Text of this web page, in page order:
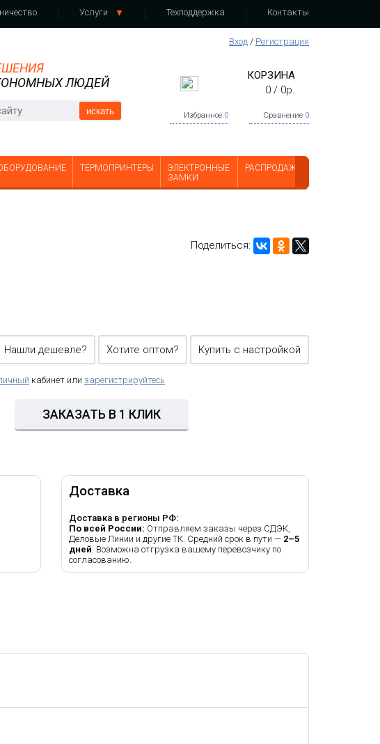
Услуги Техподдержка Контакты
Вход / Регистрация
ЛЮДЕЙ
искать
КОРЗИНА
0/ 0р.
Избранное 0 Сравнение 0
ТЕРМОПРИНТЕРЫ
ЭЛЕКТРОННЫЕ
ЗАМКИ
РАСПРОДАЖА
Поделиться:
Нашли дешевле? Хотите оптом? Купить с настройкой
кабинет или зарегистрируйтесь
ЗАКАЗАТЬ В 1 КЛИК
Доставка
Доставка в регионы РФ:
По всей России: Отправляем заказы через СДЭК,
Деловые Линии и другие ТК. Средний срок в пути — 2–5
дней. Возможна отгрузка вашему перевозчику по
согласованию.